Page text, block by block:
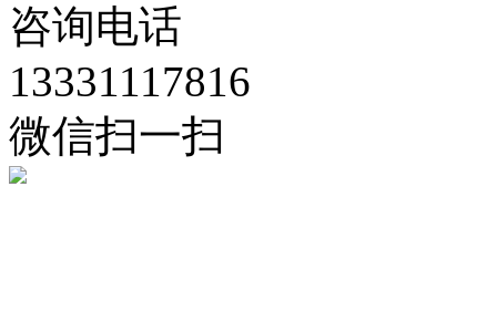
咨询电话
13331117816
微信扫一扫